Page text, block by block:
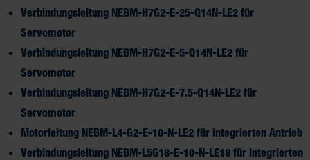
Verbindungsleitung NEBM-H7G2-E-25-Q14N-LE2 für
Servomotor
Verbindungsleitung NEBM-H7G2-E-5-Q14N-LE2 für
Servomotor
Verbindungsleitung NEBM-H7G2-E-7.5-Q14N-LE2 für
Servomotor
Motorleitung NEBM-L4-G2-E-10-N-LE2 für integrierten Antrieb
Verbindungsleitung NEBM-L5G18-E-10-N-LE18 für integrierten